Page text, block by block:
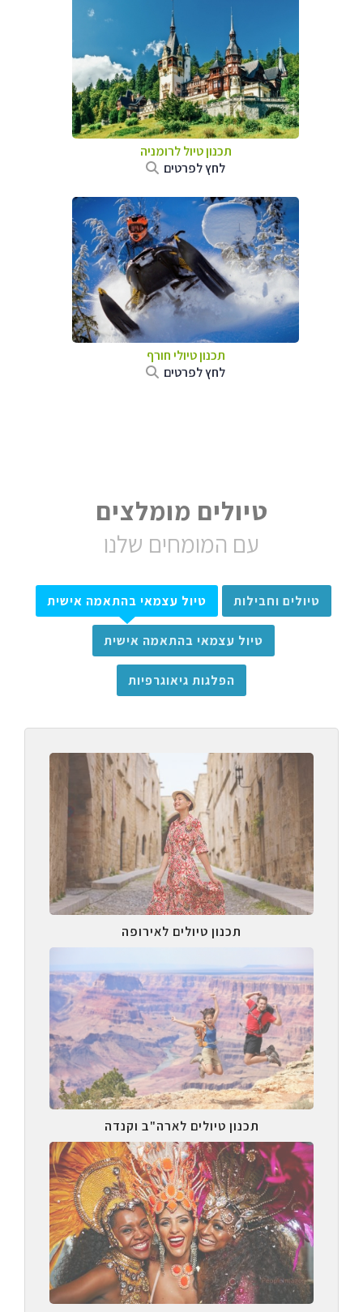
תכנון טיול לרומניה
לחץ לפרטים
תכנון טיולי חורף
לחץ לפרטים
טיולים מומלצים
עם המומחים שלנו
טיולים וחבילות טיול עצמאי בהתאמה אישית
טיול עצמאי בהתאמה אישית
הפלגות גיאוגרפיות
תכנון טיולים לאירופה
תכנון טיולים לארה"ב וקנדה